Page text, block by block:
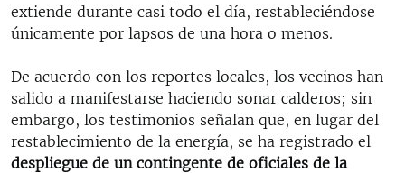
extiende durante casi todo el día, restableciéndose
únicamente por lapsos de una hora o menos.
De acuerdo con los reportes locales, los vecinos han
salido a manifestarse haciendo sonar calderos; sin
embargo, los testimonios señalan que, en lugar del
restablecimiento de la energía, se ha registrado el
despliegue de un contingente de oficiales de la